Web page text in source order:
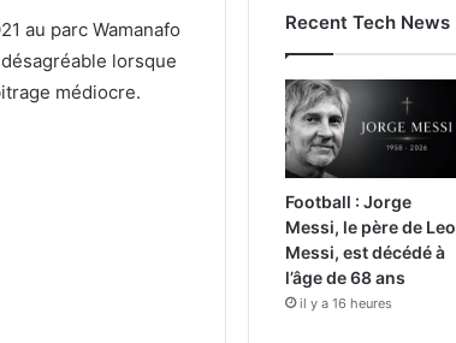
au parc Wamanafo
lorsque
médiocre.
Recent Tech News
Football : Jorge
Messi, le père de Leo
Messi, est décédé à
l’âge de 68 ans
il y a 16 heures